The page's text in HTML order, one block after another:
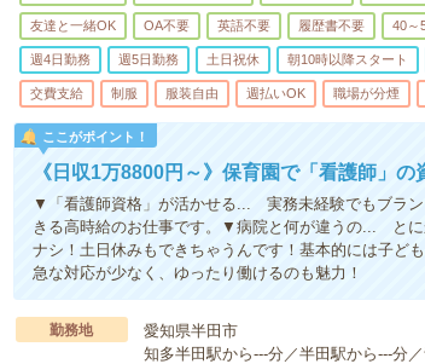
友達と一緒OK OA不要 英語不要 履歴書不要 40～
週4日勤務 週5日勤務 土日祝休 朝10時以降スタート
交費支給 制服 服装自由 週払いOK 職場が分煙
ここがポイント！
《日収1万8800円～》保育園で「看護師」
▼「看護師資格」が活かせる... 実務未経験でもブラ
きる高時給のお仕事です。▼病院と何が違うの... と
ナシ！土日休みもできちゃうんです！基本的には子ど
急な対応が少なく、ゆったり働けるのも魅力！
勤務地
愛知県半田市
知多半田駅から---分／半田駅から---分